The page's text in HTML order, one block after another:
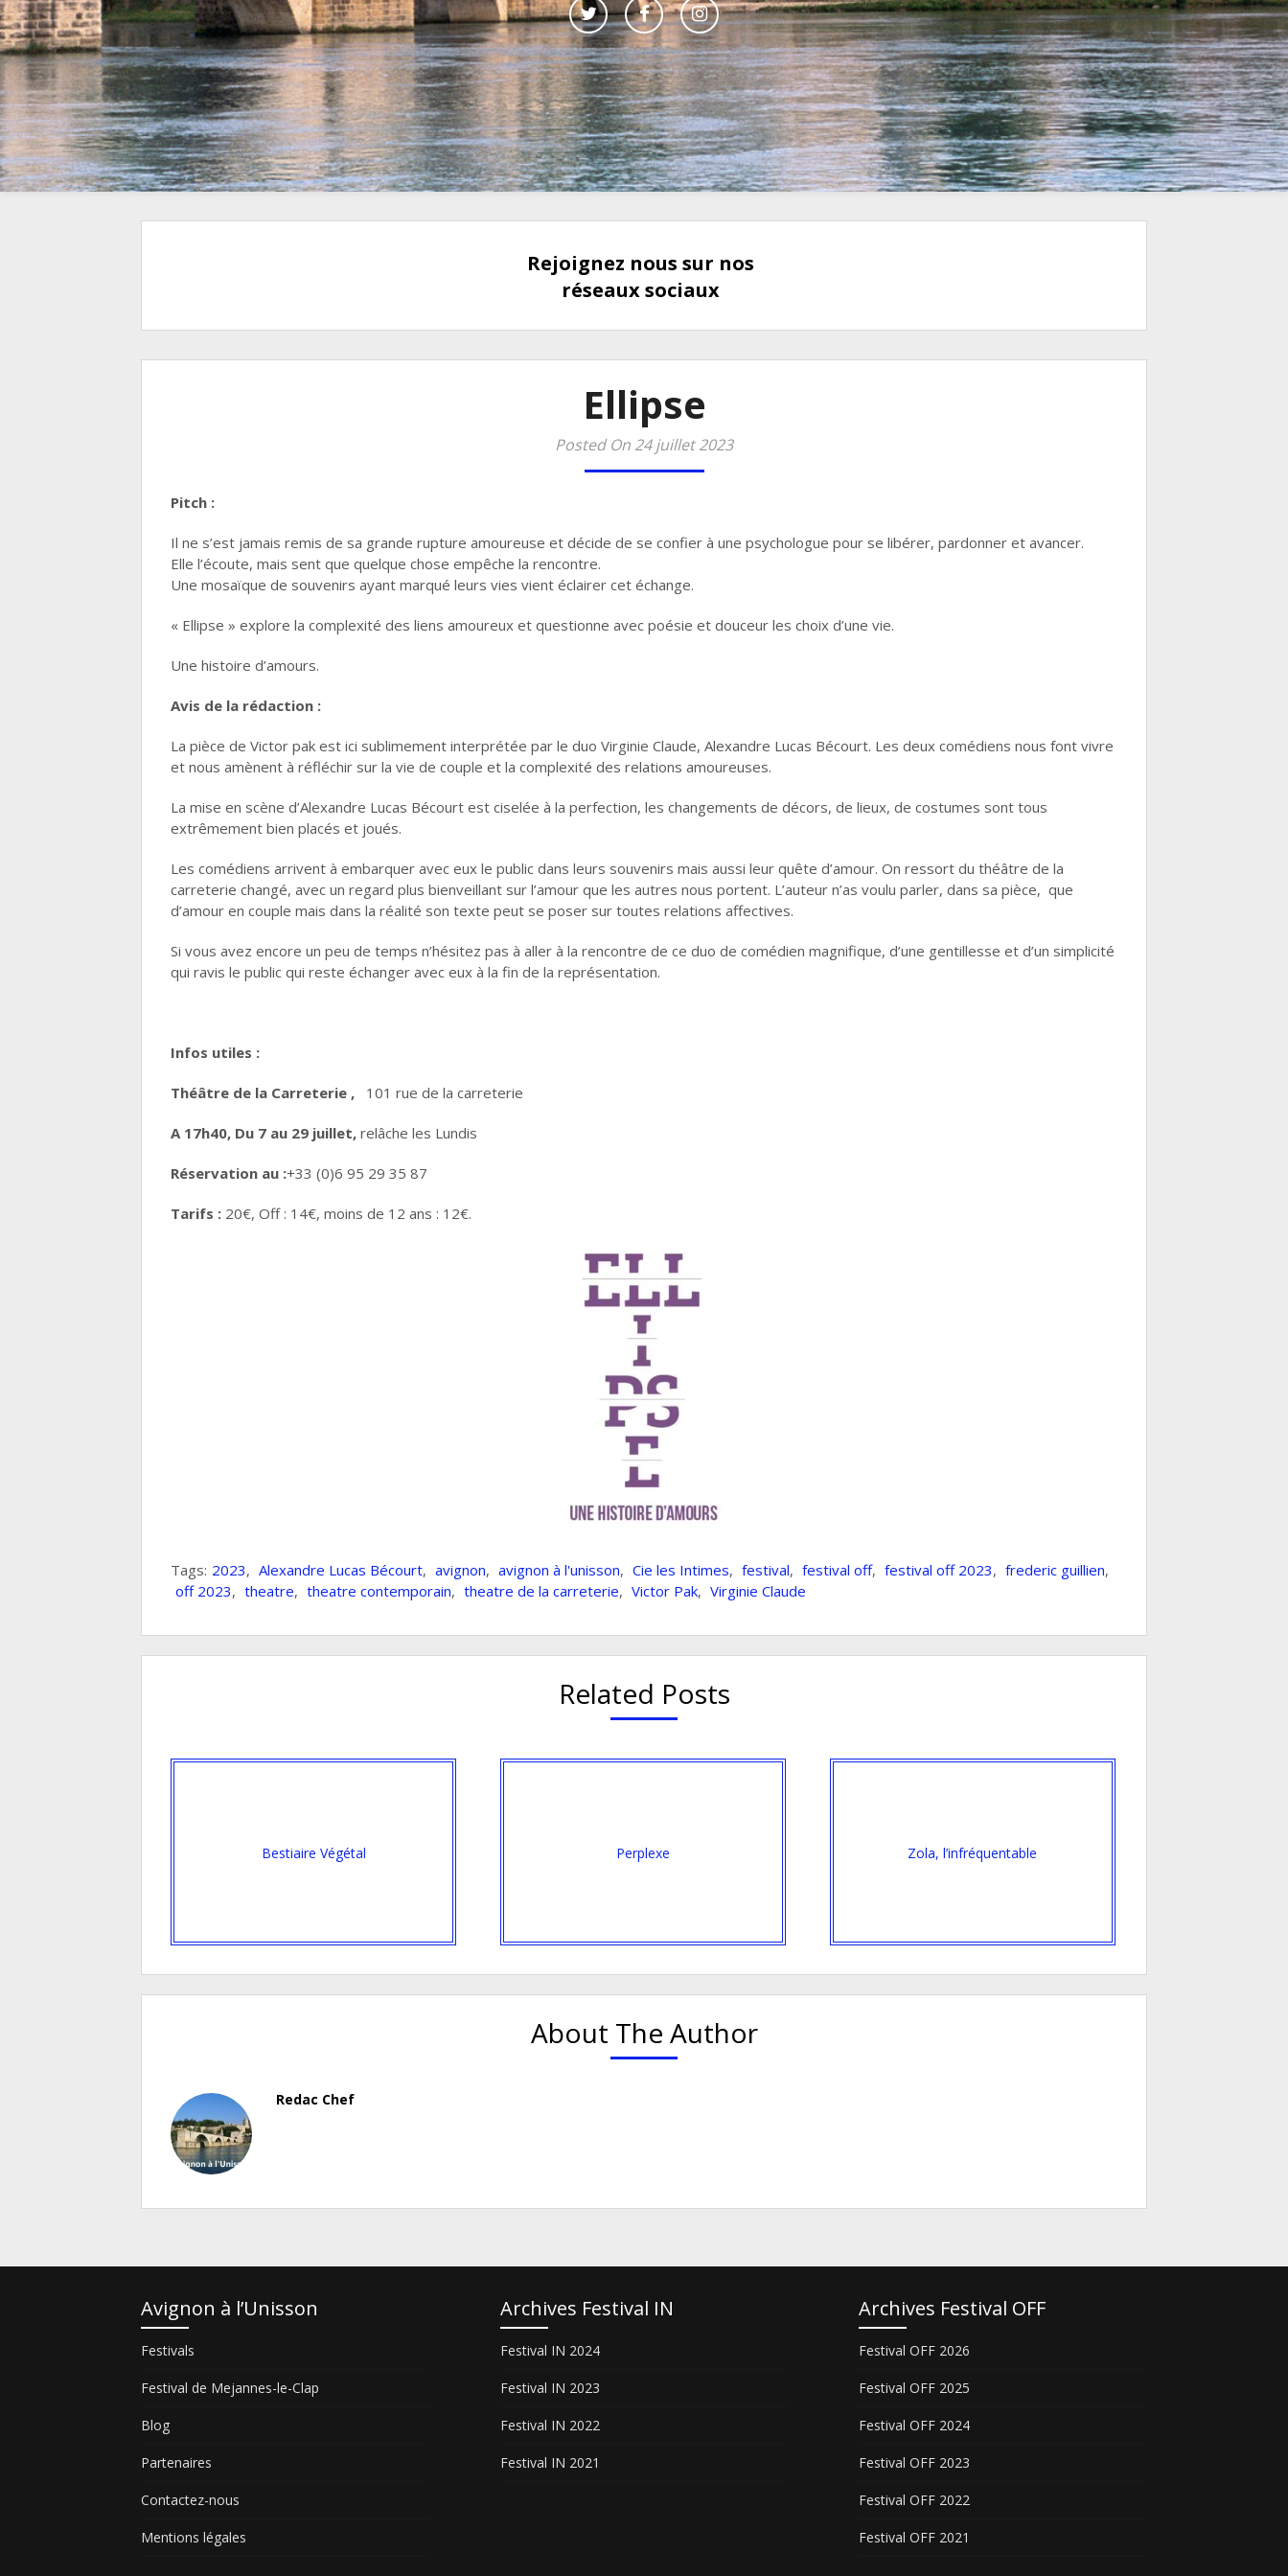
Rejoignez nous sur nos
réseaux sociaux
Ellipse
Posted On 24 juillet 2023
Pitch :
Il ne s’est jamais remis de sa grande rupture amoureuse et décide de se confier à une psychologue pour se libérer, pardonner et avancer.
Elle l’écoute, mais sent que quelque chose empêche la rencontre.
Une mosaïque de souvenirs ayant marqué leurs vies vient éclairer cet échange.
« Ellipse » explore la complexité des liens amoureux et questionne avec poésie et douceur les choix d’une vie.
Une histoire d’amours.
Avis de la rédaction :
La pièce de Victor pak est ici sublimement interprétée par le duo Virginie Claude, Alexandre Lucas Bécourt. Les deux comédiens nous font vivre
et nous amènent à réfléchir sur la vie de couple et la complexité des relations amoureuses.
La mise en scène d’Alexandre Lucas Bécourt est ciselée à la perfection, les changements de décors, de lieux, de costumes sont tous
extrêmement bien placés et joués.
Les comédiens arrivent à embarquer avec eux le public dans leurs souvenirs mais aussi leur quête d’amour. On ressort du théâtre de la
carreterie changé, avec un regard plus bienveillant sur l’amour que les autres nous portent. L’auteur n’as voulu parler, dans sa pièce, que
d’amour en couple mais dans la réalité son texte peut se poser sur toutes relations affectives.
Si vous avez encore un peu de temps n’hésitez pas à aller à la rencontre de ce duo de comédien magnifique, d’une gentillesse et d’un simplicité
qui ravis le public qui reste échanger avec eux à la fin de la représentation.
Infos utiles :
Théâtre de la Carreterie , 101 rue de la carreterie
A 17h40, Du 7 au 29 juillet, relâche les Lundis
Réservation au :+33 (0)6 95 29 35 87
Tarifs : 20€, Off : 14€, moins de 12 ans : 12€.
Tags: 2023, Alexandre Lucas Bécourt, avignon, avignon à l'unisson, Cie les Intimes, festival, festival off, festival off 2023, frederic guillien,
off 2023, theatre, theatre contemporain, theatre de la carreterie, Victor Pak, Virginie Claude
Related Posts
Bestiaire Végétal Perplexe Zola, l’infréquentable
About The Author
Redac Chef
Avignon à l’Unisson
Festivals
Festival de Mejannes-le-Clap
Blog
Partenaires
Contactez-nous
Mentions légales
Archives Festival IN
Festival IN 2024
Festival IN 2023
Festival IN 2022
Festival IN 2021
Archives Festival OFF
Festival OFF 2026
Festival OFF 2025
Festival OFF 2024
Festival OFF 2023
Festival OFF 2022
Festival OFF 2021